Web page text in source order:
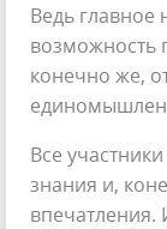
Ведь главное
возможность
конечно же,
Все
знания и,
впечатления.